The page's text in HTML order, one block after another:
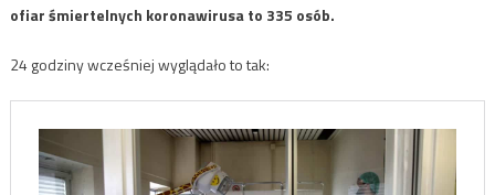
ofiar śmiertelnych koronawirusa to 335 osób.
24 godziny wcześniej wyglądało to tak: